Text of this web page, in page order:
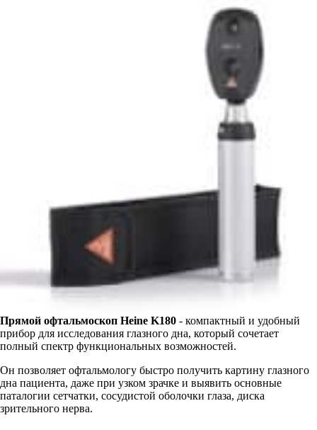
Прямой офтальмоскоп Heine K180 - компактный и удобный
прибор для исследования глазного дна, который сочетает
полный спектр функциональных возможностей.
Он позволяет офтальмологу быстро получить картину глазного
дна пациента, даже при узком зрачке и выявить основные
паталогии сетчатки, сосудистой оболочки глаза, диска
зрительного нерва.